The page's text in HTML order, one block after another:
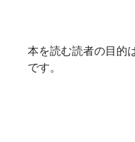
本を読む読者の目的
です。